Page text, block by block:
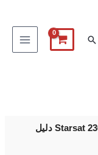
البحث
/ منتجات تحت الوسم “Starsat 230H 4K 5G دليل